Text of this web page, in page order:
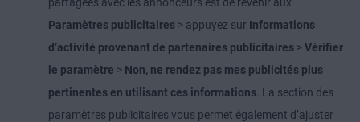
Paramètres publicitaires > appuyez sur Informations
d’activité provenant de partenaires publicitaires > Vérifier
le paramètre > Non, ne rendez pas mes publicités plus
pertinentes en utilisant ces informations . La section des
paramètres publicitaires vous permet également d’ajuster